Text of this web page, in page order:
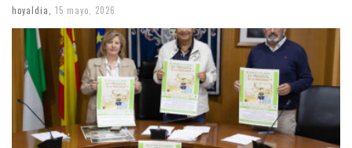
hoyaldia 15 mayo, 2026